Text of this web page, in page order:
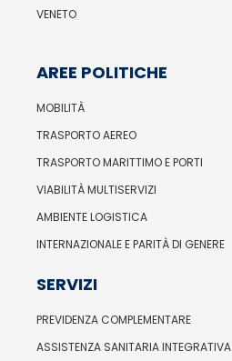
VENETO
AREE POLITICHE
MOBILITÀ
TRASPORTO AEREO
TRASPORTO MARITTIMO E PORTI
VIABILITÀ MULTISERVIZI
AMBIENTE LOGISTICA
INTERNAZIONALE E PARITÀ DI GENERE
SERVIZI
PREVIDENZA COMPLEMENTARE
ASSISTENZA SANITARIA INTEGRATIVA